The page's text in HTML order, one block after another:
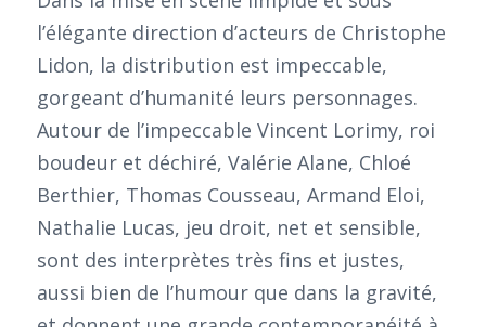
l’élégante direction d’acteurs de Christophe
Lidon, la distribution est impeccable,
gorgeant d’humanité leurs personnages.
Autour de l’impeccable Vincent Lorimy, roi
boudeur et déchiré, Valérie Alane, Chloé
Berthier, Thomas Cousseau, Armand Eloi,
Nathalie Lucas, jeu droit, net et sensible,
sont des interprètes très fins et justes,
aussi bien de l’humour que dans la gravité,